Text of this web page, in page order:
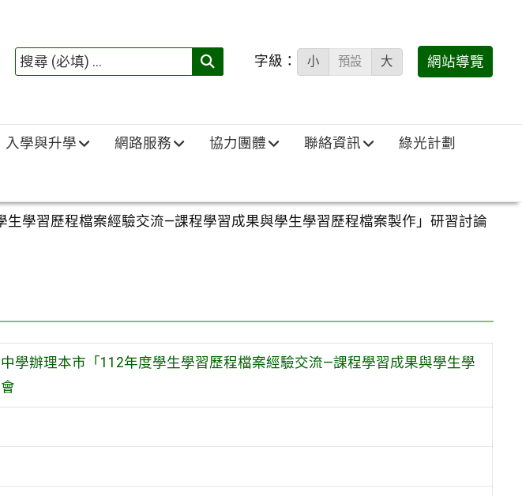
搜
填)：
字級： 小 預設 大 網站導覽
入學與升學 網路服務 協力團體 聯絡資訊 綠光計劃
生學習歷程檔案經驗交流—課程學習成果與學生學習歷程檔案製作」研習討論
中學辦理本市「112年度學生學習歷程檔案經驗交流—課程學習成果與學生學